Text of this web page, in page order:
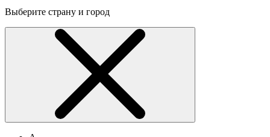
Выберите страну и город